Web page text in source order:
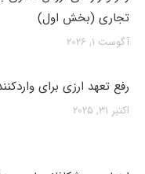
تجاری (بخش اول)
آگوست 1, 2026
رفع تعهد ارزی برای
اکتبر 31, 2025